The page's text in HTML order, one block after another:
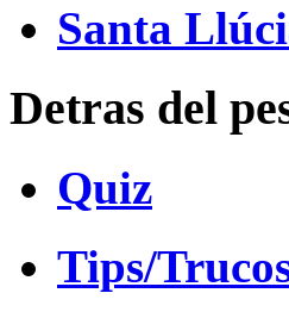
Santa
Detras del
Quiz
Tips/